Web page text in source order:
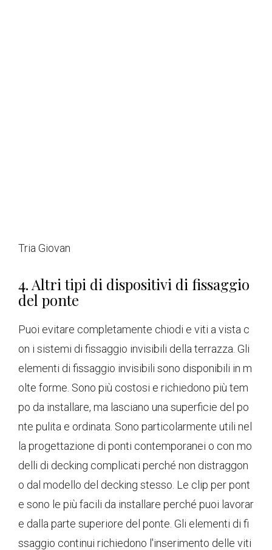
Tria Giovan
4. Altri tipi di dispositivi di fissaggio
del ponte
Puoi evitare completamente chiodi e viti a vista c
on i sistemi di fissaggio invisibili della terrazza. Gli
elementi di fissaggio invisibili sono disponibili in m
olte forme. Sono più costosi e richiedono più tem
po da installare, ma lasciano una superficie del po
nte pulita e ordinata. Sono particolarmente utili nel
la progettazione di ponti contemporanei o con mo
delli di decking complicati perché non distraggon
o dal modello del decking stesso. Le clip per pont
e sono le più facili da installare perché puoi lavorar
e dalla parte superiore del ponte. Gli elementi di fi
ssaggio continui richiedono l'inserimento delle viti